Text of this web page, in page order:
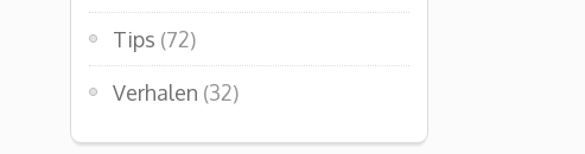
Tips (72)
Verhalen (32)